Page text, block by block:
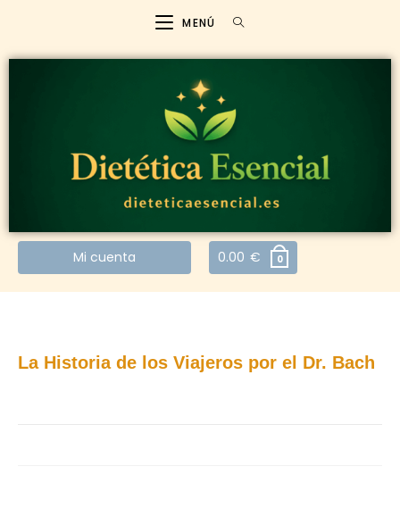
MENÚ
Mi cuenta 0.00 € 0
La Historia de los Viajeros por el Dr. Bach